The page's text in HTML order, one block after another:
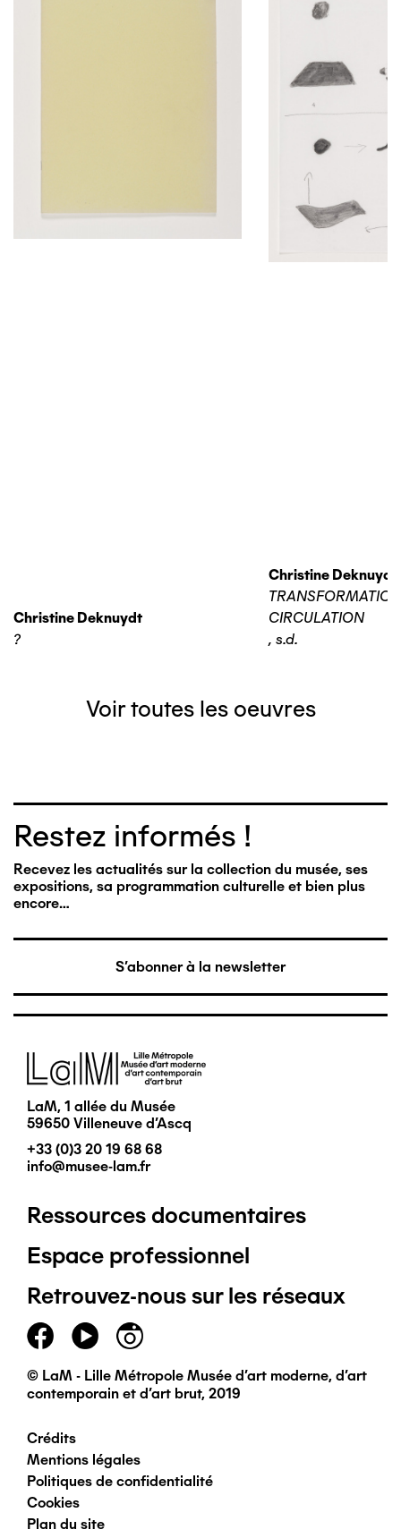
Christine Deknuydt
?
Christine Deknuydt
TRANSFORMATION
CIRCULATION
, s.d.
Voir toutes les oeuvres
Restez informés !
Recevez les actualités sur la collection du musée, ses
expositions, sa programmation culturelle et bien plus
encore…
S'abonner à la newsletter
Image
LaM, 1 allée du Musée
59650 Villeneuve d'Ascq
+33 (0)3 20 19 68 68
info@musee-lam.fr
Pied
de
page
principal
Ressources documentaires
Espace professionnel
Retrouvez-nous sur les réseaux
© LaM - Lille Métropole Musée d'art moderne, d'art
contemporain et d'art brut, 2019
Pied
de
Crédits
Mentions légales
Politiques de confidentialité
Cookies
Plan du site